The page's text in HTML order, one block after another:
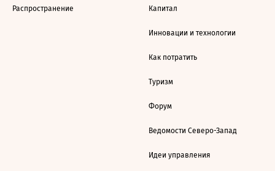
Распространение Капитал
Инновации и технологии
Как потратить
Туризм
Форум
Ведомости Северо-Запад
Идеи управления